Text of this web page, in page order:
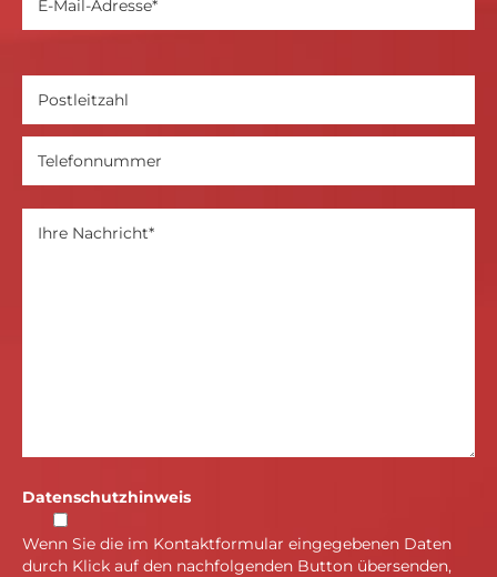
Datenschutzhinweis
Wenn Sie die im Kontaktformular eingegebenen Daten
durch Klick auf den nachfolgenden Button übersenden,